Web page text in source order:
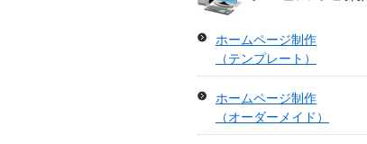
ホームページ制作
（テンプレート）
ホームページ制作
（オーダーメイド）